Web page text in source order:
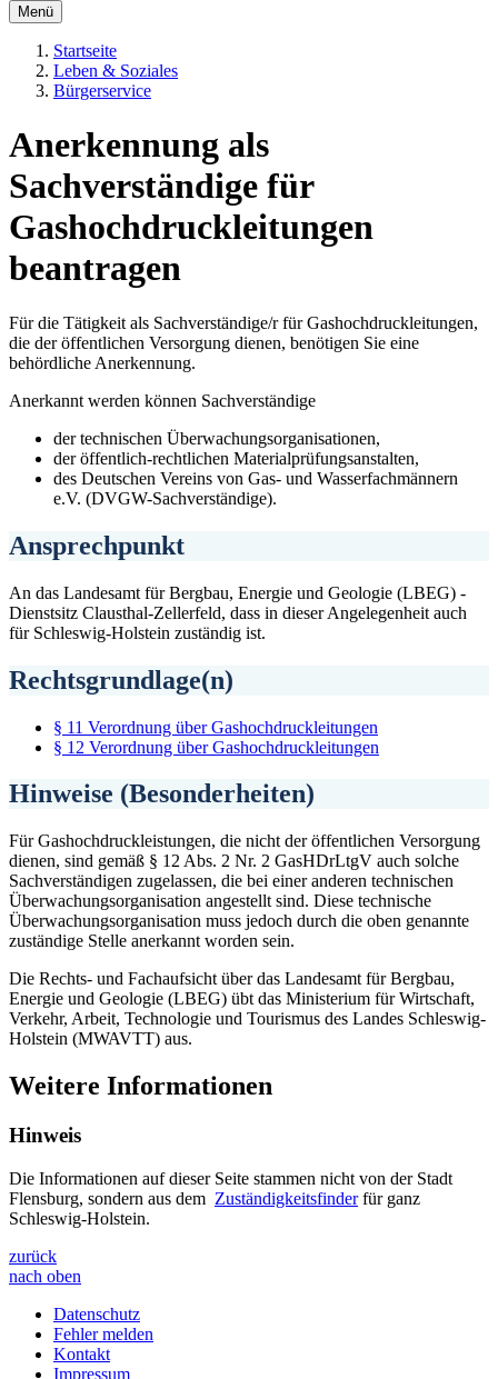
Menü
Startseite
Leben & Soziales
Bürgerservice
Anerkennung als
Sachverständige für
Gashochdruckleitungen
beantragen
Für die Tätigkeit als Sachverständige/r für Gashochdruckleitungen,
die der öffentlichen Versorgung dienen, benötigen Sie eine
behördliche Anerkennung.
Anerkannt werden können Sachverständige
der technischen Überwachungsorganisationen,
der öffentlich-rechtlichen Materialprüfungsanstalten,
des Deutschen Vereins von Gas- und Wasserfachmännern
e.V. (DVGW-Sachverständige).
Ansprechpunkt
An das Landesamt für Bergbau, Energie und Geologie (LBEG) -
Dienstsitz Clausthal-Zellerfeld, dass in dieser Angelegenheit auch
für Schleswig-Holstein zuständig ist.
Rechtsgrundlage(n)
§ 11 Verordnung über Gashochdruckleitungen
§ 12 Verordnung über Gashochdruckleitungen
Hinweise (Besonderheiten)
Für Gashochdruckleistungen, die nicht der öffentlichen Versorgung
dienen, sind gemäß § 12 Abs. 2 Nr. 2 GasHDrLtgV auch solche
Sachverständigen zugelassen, die bei einer anderen technischen
Überwachungsorganisation angestellt sind. Diese technische
Überwachungsorganisation muss jedoch durch die oben genannte
zuständige Stelle anerkannt worden sein.
Die Rechts- und Fachaufsicht über das Landesamt für Bergbau,
Energie und Geologie (LBEG) übt das Ministerium für Wirtschaft,
Verkehr, Arbeit, Technologie und Tourismus des Landes Schleswig-
Holstein (MWAVTT) aus.
Weitere Informationen
Hinweis
Die Informationen auf dieser Seite stammen nicht von der Stadt
Flensburg, sondern aus dem Zuständigkeitsfinderfür ganz
Schleswig-Holstein.
zurück
nach oben
Datenschutz
Fehler melden
Kontakt
Impressum